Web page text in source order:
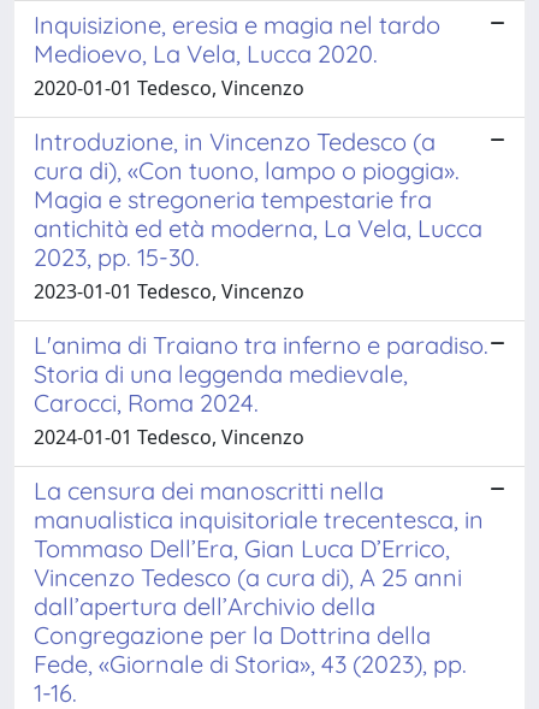
Inquisizione, eresia e magia nel tardo
Medioevo, La Vela, Lucca 2020.
2020-01-01 Tedesco, Vincenzo
Introduzione, in Vincenzo Tedesco (a
cura di), «Con tuono, lampo o pioggia».
Magia e stregoneria tempestarie fra
antichità ed età moderna, La Vela, Lucca
2023, pp. 15-30.
2023-01-01 Tedesco, Vincenzo
L'anima di Traiano tra inferno e paradiso.
Storia di una leggenda medievale,
Carocci, Roma 2024.
2024-01-01 Tedesco, Vincenzo
La censura dei manoscritti nella
manualistica inquisitoriale trecentesca, in
Tommaso Dell’Era, Gian Luca D’Errico,
Vincenzo Tedesco (a cura di), A 25 anni
dall’apertura dell’Archivio della
Congregazione per la Dottrina della
Fede, «Giornale di Storia», 43 (2023), pp.
1-16.